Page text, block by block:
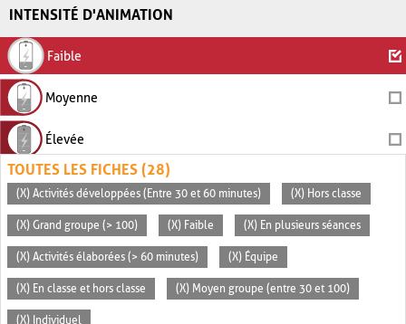
INTENSITÉ D'ANIMATION
Faible
Moyenne
Élevée
TOUTES LES FICHES (28)
(X) Activités développées (Entre 30 et 60 minutes) (X) Hors classe
(X) Grand groupe (> 100) (X) Faible (X) En plusieurs séances
(X) Activités élaborées (> 60 minutes) (X) Équipe
(X) En classe et hors classe (X) Moyen groupe (entre 30 et 100)
(X) Individuel